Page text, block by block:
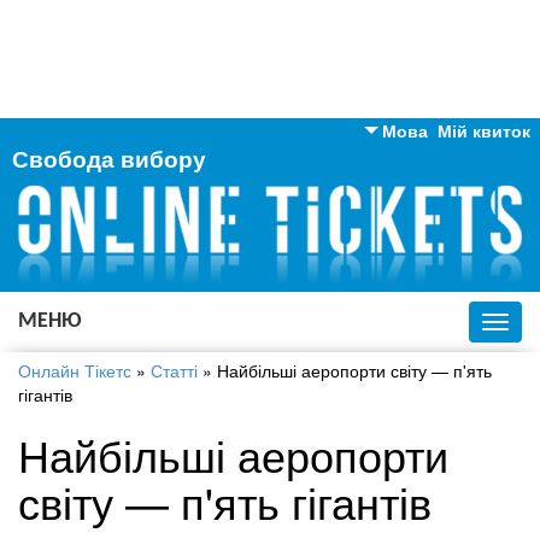
Мій квиток
Мова
Англійська
Російська
Українська
Свобода вибору
МЕНЮ
Онлайн Тікетс » Статті » Найбільші аеропорти світу — п'ять
гігантів
Найбільші аеропорти
світу — п'ять гігантів